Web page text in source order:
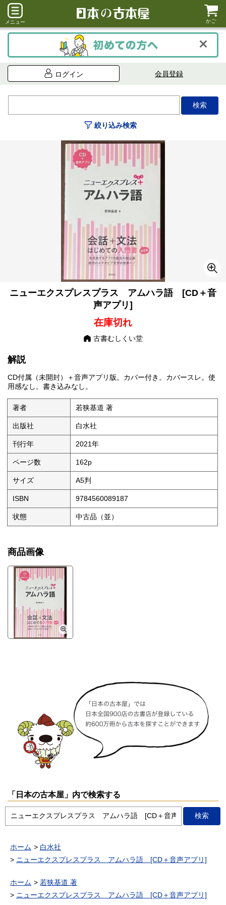
メニュー かご
ログイン 会員登録
絞り込み検索
ニューエクスプレスプラス アムハラ語 [CD＋音
声アプリ]
在庫切れ
古書むしくい堂
解説
CD付属（未開封）＋音声アプリ版。カバー付き。カバースレ。使
用感なし。書き込みなし。
著者 若狭基道 著
出版社 白水社
刊行年 2021年
ページ数 162p
サイズ A5判
ISBN 9784560089187
状態 中古品（並）
商品画像
「日本の古本屋」内で検索する
ホーム
白水社
ニューエクスプレスプラス アムハラ語 [CD＋音声アプリ]
ホーム
若狭基道 著
ニューエクスプレスプラス アムハラ語 [CD＋音声アプリ]